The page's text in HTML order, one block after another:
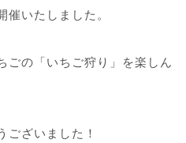
催いたしました。
ごの「いちご狩り」を楽しん
ございました！